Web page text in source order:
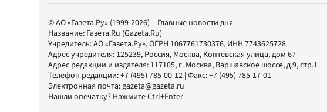
© АО «Газета.Ру» (1999-2026) – Главные новости дня
Название: Газета.Ru (Gazeta.Ru)
Учредитель:АО «Газета.Ру», ОГРН 1067761730376, ИНН 7743625728
Адрес учредителя: 125239, Россия, Москва, Коптевская улица, дом 67
Адрес редакции и издателя: 117105, г. Москва, Варшавское шоссе, д.9, стр.1
Телефон редакции:+7 (495) 785-00-12 | Факс:+7 (495) 785-17-01
Электронная почта:gazeta@gazeta.ru
Нашли опечатку? Нажмите Ctrl+Enter